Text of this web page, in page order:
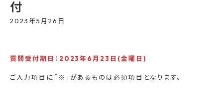
付
2023年5月26日
質問受付期日：2023年6月23日(金曜日)
ご入力項目に「※」があるものは必須項目となります。